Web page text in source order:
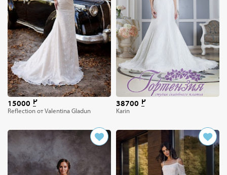
15000
Reflection от Valentina Gladun
38700
Karin